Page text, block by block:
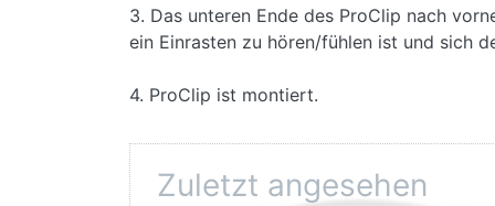
3. Das unteren Ende des ProClip nach
ein Einrasten zu hören/fühlen ist und sich
4. ProClip ist montiert.
Zuletzt angesehen